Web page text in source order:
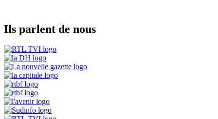
Ils parlent de nous